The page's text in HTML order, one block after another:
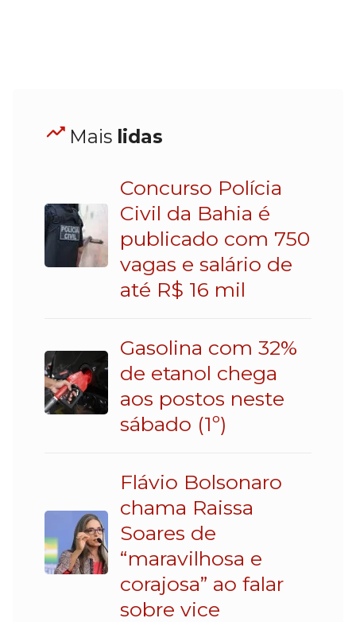
Mais lidas
Concurso Polícia
Civil da Bahia é
publicado com 750
vagas e salário de
até R$ 16 mil
Gasolina com 32%
de etanol chega
aos postos neste
sábado (1º)
Flávio Bolsonaro
chama Raissa
Soares de
“maravilhosa e
corajosa” ao falar
sobre vice